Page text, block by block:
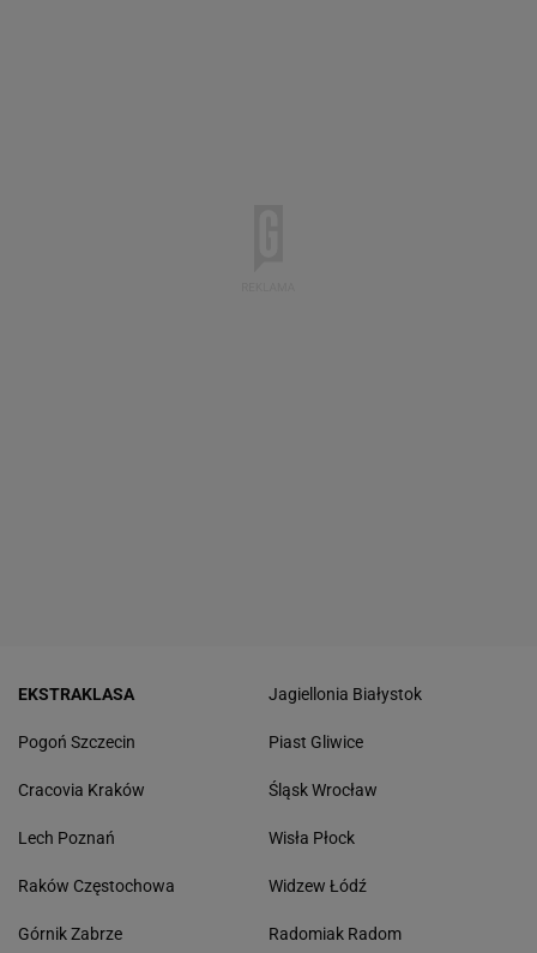
EKSTRAKLASA
Pogoń Szczecin
Cracovia Kraków
Lech Poznań
Raków Częstochowa
Górnik Zabrze
Jagiellonia Białystok
Piast Gliwice
Śląsk Wrocław
Wisła Płock
Widzew Łódź
Radomiak Radom